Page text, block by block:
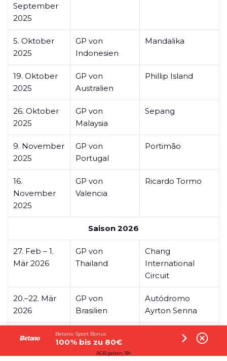
September
2025
5. Oktober
2025
GP von
Indonesien
Mandalika
19. Oktober
2025
GP von
Australien
Phillip Island
26. Oktober
2025
GP von
Malaysia
Sepang
9. November
2025
GP von
Portugal
Portimão
16.
November
2025
GP von
Valencia
Ricardo Tormo
Saison 2026
27. Feb – 1.
Mär 2026
GP von
Thailand
Chang
International
Circuit
20.–22. Mär
2026
GP von
Brasilien
Autódromo
Ayrton Senna
GP von
Amerika
Circuit of the
Betano Sport Bonus
100% bis zu 80€
AGB gelten, 18+